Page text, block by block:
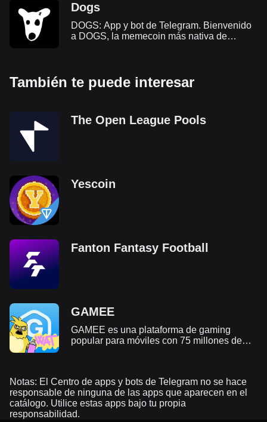
Dogs
DOGS: App y bot de Telegram. Bienvenido
a DOGS, la memecoin más nativa de
También te puede interesar
The Open League Pools
Yescoin
Fanton Fantasy Football
GAMEE
GAMEE es una plataforma de gaming
popular para móviles con 75 millones de
juegos divertidos y la tecnología blockchain.
Notas: El Centro de apps y bots de Telegram no se hace
responsable de ninguna de las apps que aparecen en el
catálogo. Utilice estas apps bajo tu propia
responsabilidad.